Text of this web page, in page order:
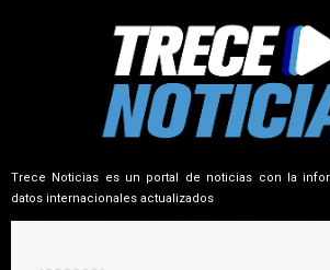
Trece Noticias es un portal de noticias con la
datos internacionales actualizados